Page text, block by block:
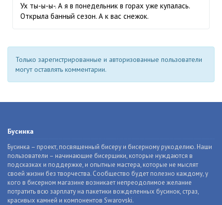
Ух ты-ы-ы-. А я в понедельник в горах уже купалась.
Открыла банный сезон. А к вас снежок.
Только зарегистрированные и авторизованные пользователи
могут оставлять комментарии.
Бусинка
Бусинка – проект, посвященный бисеру и бисерному рукоделию. Наши
пользователи – начинающие бисерщики, которые нуждаются в
подсказках и поддержке, и опытные мастера, которые не мыслят
своей жизни без творчества. Сообщество будет полезно каждому, у
кого в бисерном магазине возникает непреодолимое желание
потратить всю зарплату на пакетики вожделенных бусинок, страз,
красивых камней и компонентов Swarovski.